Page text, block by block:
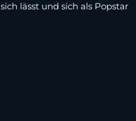
lässt und sich als Popstar